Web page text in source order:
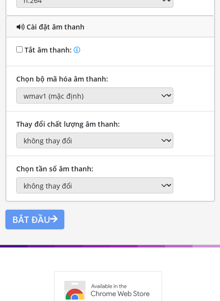
Cài đặt âm thanh
Tắt âm thanh:
Chọn bộ mã hóa âm thanh:
Thay đổi chất lượng âm thanh:
Chọn tần số âm thanh:
BẮT ĐẦU